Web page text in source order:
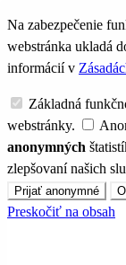
Na zabezpečenie
webstránka ukladá
informácií v
Základná
webstránky.
anonymných
zlepšovaní našich
Prijať anonymné
Preskočiť na obsah